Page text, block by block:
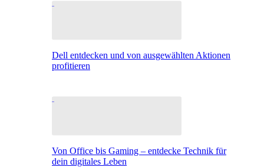
Dell entdecken und von ausgewählten Aktionen
profitieren
Von Office bis Gaming – entdecke Technik für
dein digitales Leben